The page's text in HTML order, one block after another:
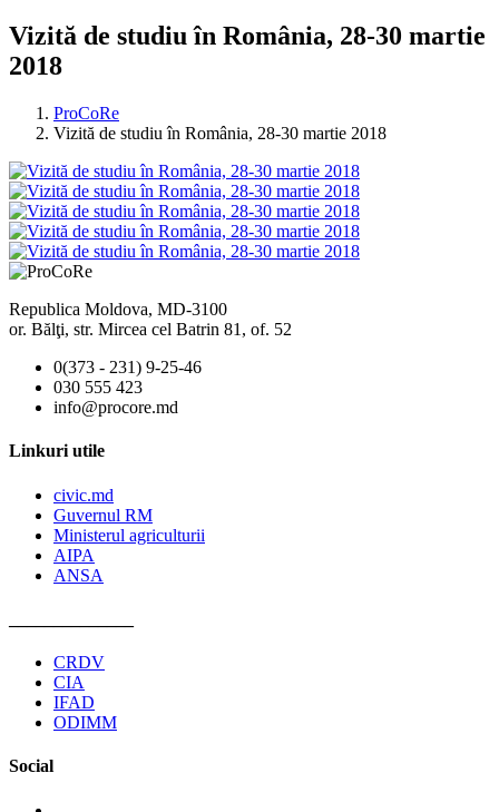
Vizită de studiu în România, 28-30 martie
2018
ProCoRe
Vizită de studiu în România, 28-30 martie 2018
Republica Moldova, MD-3100
or. Bălţi, str. Mircea cel Batrin 81, of. 52
0(373 - 231) 9-25-46
030 555 423
info@procore.md
Linkuri utile
civic.md
Guvernul RM
Ministerul agriculturii
AIPA
ANSA
CRDV
CIA
IFAD
ODIMM
Social